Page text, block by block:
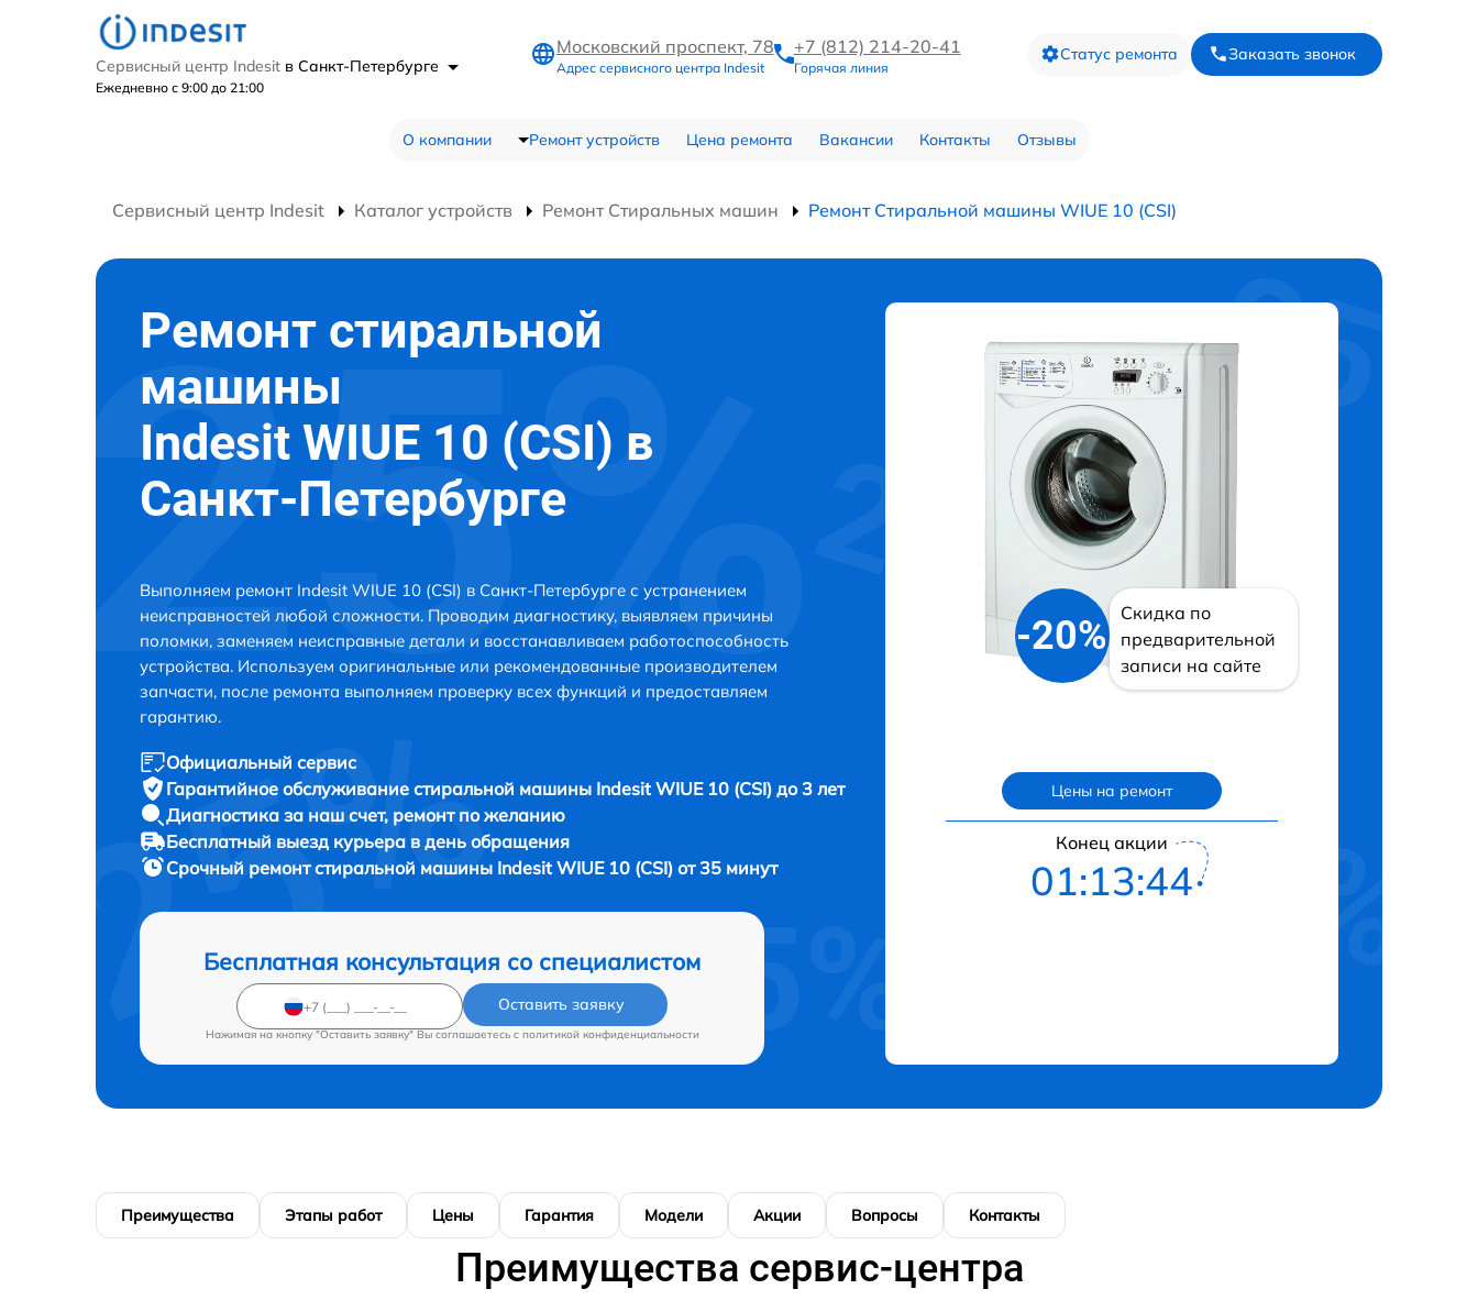
Сервисный центр Indesit в Санкт-Петербурге
Ежедневно с 9:00 до 21:00
Московский проспект, 78
Адрес сервисного центра Indesit
+7 (812) 214-20-41
Горячая линия
Статус ремонта Заказать звонок
О компании Ремонт устройств Цена ремонта Вакансии Контакты Отзывы
Сервисный центр Indesit Каталог устройств Ремонт Стиральных машин Ремонт Стиральной машины WIUE 10 (CSI)
Ремонт стиральной
машины
Indesit WIUE 10 (CSI) в
Санкт-Петербурге
Выполняем ремонт Indesit WIUE 10 (CSI) в Санкт-Петербурге с устранением
неисправностей любой сложности. Проводим диагностику, выявляем причины
поломки, заменяем неисправные детали и восстанавливаем работоспособность
устройства. Используем оригинальные или рекомендованные производителем
запчасти, после ремонта выполняем проверку всех функций и предоставляем
гарантию.
Официальный сервис
Гарантийное обслуживание стиральной машины Indesit WIUE 10 (CSI) до 3 лет
Диагностика за наш счет, ремонт по желанию
Бесплатный выезд курьера в день обращения
Срочный ремонтстиральной машины Indesit WIUE 10 (CSI) от 35 минут
Бесплатная консультация со специалистом
Оставить заявку
Нажимая на кнопку "Оставить заявку" Вы соглашаетесь c политикой конфиденциальности
-20%
Скидка по
предварительной
записи на сайте
Цены на ремонт
Конец акции
01:13:43
Преимущества Этапы работ Цены Гарантия Модели Акции Вопросы Контакты
Преимущества сервис-центра